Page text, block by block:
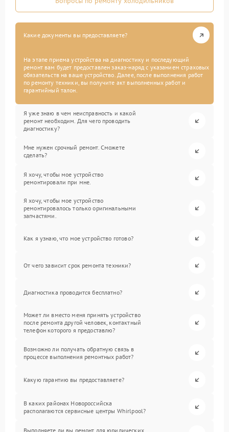
Какие документы вы предоставляете?
На этапе приема устройства на диагностику и последующий
ремонт вам будет предоставлен заказ-наряд с указанием страховых
обязательств на ваше устройство. Далее, после выполнения работ
по ремонту техники, вы получите акт выполненных работ и
гарантийный талон.
Я уже знаю в чем неисправность и какой
ремонт необходим. Для чего проводить
диагностику?
Мне нужен срочный ремонт. Сможете
сделать?
Я хочу, чтобы мое устройство
ремонтировали при мне.
Я хочу, чтобы мое устройство
ремонтировалось только оригинальными
запчастями.
Как я узнаю, что мое устройство готово?
От чего зависит срок ремонта техники?
Диагностика проводится бесплатно?
Может ли вместо меня принять устройство
после ремонта другой человек, контактный
телефон которого я предоставлю?
Возможно ли получать обратную связь в
процессе выполнения ремонтных работ?
Какую гарантию вы предоставляете?
В каких районах Новороссийска
располагаются сервисные центры Whirlpool?
Выполняете ли вы ремонт для юридических